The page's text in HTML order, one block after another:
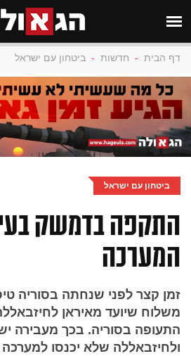
דף הבית - חדשות - ביטחון עם ישראל
ביטחון עם ישראל
התקפה בדמשק
המערכה
זמן קצר לפני שנחתה בסוריה
משלוח שיועד מאיראן
התעופה בסוריה. בכך מעבירה
ולחיזבאללה שלא יכנסו למערכה